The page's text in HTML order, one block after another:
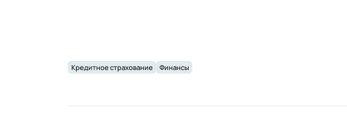
Кредитное страхование Финансы